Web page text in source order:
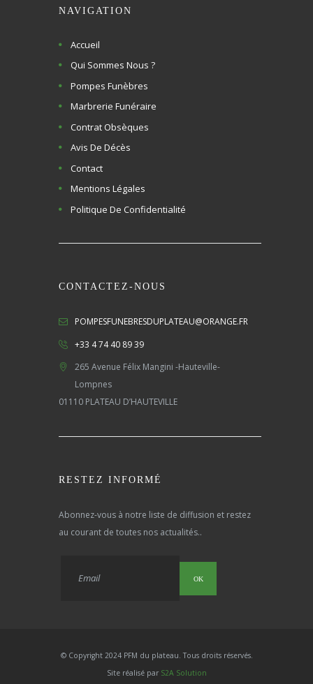
NAVIGATION
Accueil
Qui Sommes Nous ?
Pompes Funèbres
Marbrerie Funéraire
Contrat Obsèques
Avis De Décès
Contact
Mentions Légales
Politique De Confidentialité
CONTACTEZ-NOUS
POMPESFUNEBRESDUPLATEAU@ORANGE.FR
+33 4 74 40 89 39
265 Avenue Félix Mangini -Hauteville-
Lompnes
01110 PLATEAU D’HAUTEVILLE
RESTEZ INFORMÉ
Abonnez-vous à notre liste de diffusion et restez
au courant de toutes nos actualités..
OK
© Copyright 2024 PFM du plateau. Tous droits réservés.
Site réalisé par S2A Solution